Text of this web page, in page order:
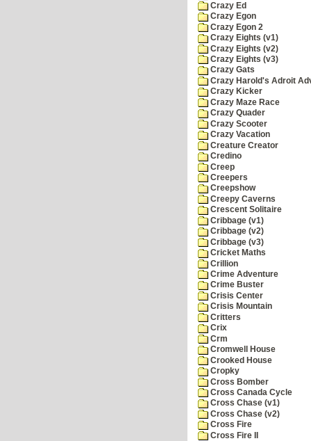
Crazy Ed
Crazy Egon
Crazy Egon 2
Crazy Eights (v1)
Crazy Eights (v2)
Crazy Eights (v3)
Crazy Gats
Crazy Harold's Adroit
Crazy Kicker
Crazy Maze Race
Crazy Quader
Crazy Scooter
Crazy Vacation
Creature Creator
Credino
Creep
Creepers
Creepshow
Creepy Caverns
Crescent Solitaire
Cribbage (v1)
Cribbage (v2)
Cribbage (v3)
Cricket Maths
Crillion
Crime Adventure
Crime Buster
Crisis Center
Crisis Mountain
Critters
Crix
Crm
Cromwell House
Crooked House
Cropky
Cross Bomber
Cross Canada Cycle
Cross Chase (v1)
Cross Chase (v2)
Cross Fire
Cross Fire II